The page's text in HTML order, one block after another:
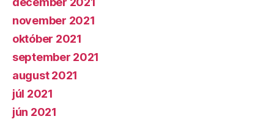
november 2021
október 2021
september 2021
august 2021
júl 2021
jún 2021